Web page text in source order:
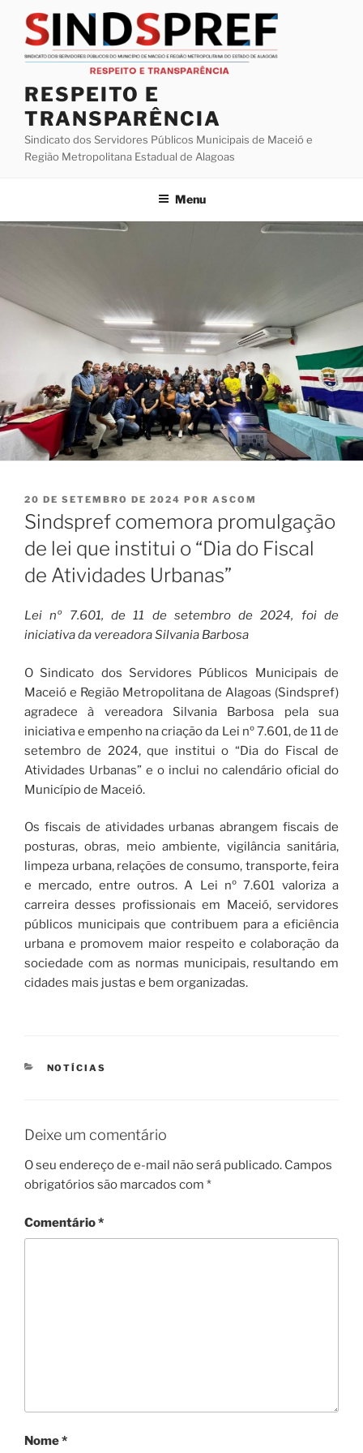
conteúdo
RESPEITO E
TRANSPARÊNCIA
Sindicato dos Servidores Públicos Municipais de Maceió e
Região Metropolitana Estadual de Alagoas
Menu
PUBLICADO
EM
20 DE SETEMBRO DE 2024 POR ASCOM
Sindspref comemora promulgação
de lei que institui o “Dia do Fiscal
de Atividades Urbanas”
Lei nº 7.601, de 11 de setembro de 2024, foi de
iniciativa da vereadora Silvania Barbosa
O Sindicato dos Servidores Públicos Municipais de
Maceió e Região Metropolitana de Alagoas (Sindspref)
agradece à vereadora Silvania Barbosa pela sua
iniciativa e empenho na criação da Lei nº 7.601, de 11 de
setembro de 2024, que institui o “Dia do Fiscal de
Atividades Urbanas” e o inclui no calendário oficial do
Município de Maceió.
Os fiscais de atividades urbanas abrangem fiscais de
posturas, obras, meio ambiente, vigilância sanitária,
limpeza urbana, relações de consumo, transporte, feira
e mercado, entre outros. A Lei nº 7.601 valoriza a
carreira desses profissionais em Maceió, servidores
públicos municipais que contribuem para a eficiência
urbana e promovem maior respeito e colaboração da
sociedade com as normas municipais, resultando em
cidades mais justas e bem organizadas.
CATEGORIAS
NOTÍCIAS
Deixe um comentário
O seu endereço de e-mail não será publicado. Campos
obrigatórios são marcados com *
Comentário*
Nome*